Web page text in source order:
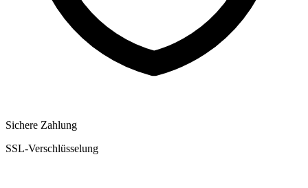
Sichere Zahlung
SSL-Verschlüsselung